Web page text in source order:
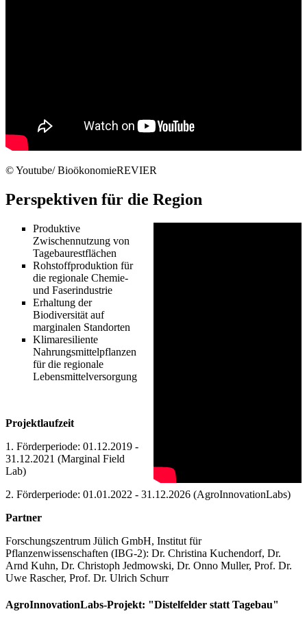
© Youtube/ BioökonomieREVIER
Perspektiven für die Region
Produktive
Zwischennutzung von
Tagebaurestflächen
Rohstoffproduktion für
die regionale Chemie-
und Faserindustrie
Erhaltung der
Biodiversität auf
marginalen Standorten
Klimaresiliente
Nahrungsmittelpflanzen
für die regionale
Lebensmittelversorgung
Projektlaufzeit
1. Förderperiode: 01.12.2019 -
31.12.2021 (Marginal Field
Lab)
2. Förderperiode: 01.01.2022 - 31.12.2026 (AgroInnovationLabs)
Partner
Forschungszentrum Jülich GmbH, Institut für
Pflanzenwissenschaften (IBG-2): Dr. Christina Kuchendorf, Dr.
Arnd Kuhn, Dr. Christoph Jedmowski, Dr. Onno Muller, Prof. Dr.
Uwe Rascher, Prof. Dr. Ulrich Schurr
AgroInnovationLabs-Projekt: "Distelfelder statt Tagebau"